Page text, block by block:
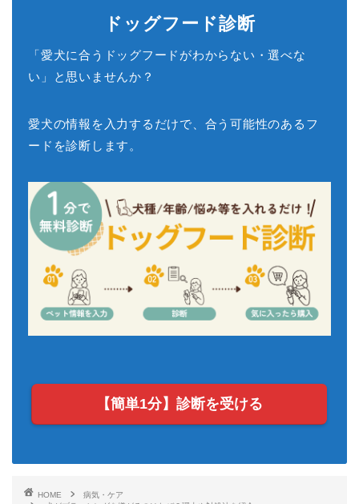
ドッグフード診断
「愛犬に合うドッグフードがわからない・選べな
い」と思いませんか？
愛犬の情報を入力するだけで、合う可能性のあるフ
ードを診断します。
【簡単1分】診断を受ける
HOME
病気・ケア